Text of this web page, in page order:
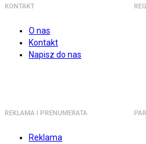
KONTAKT
O nas
Kontakt
Napisz do nas
REKLAMA I PRENUMERATA
Reklama